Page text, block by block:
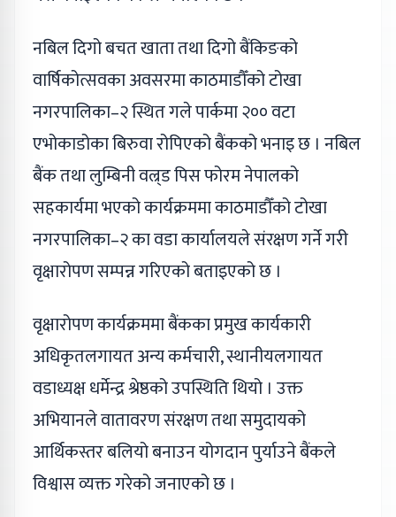
नबिल दिगो बचत खाता तथा दिगो बैंकिङको
वार्षिकोत्सवका अवसरमा काठमाडौँको टोखा
नगरपालिका–२ स्थित गले पार्कमा २०० वटा
एभोकाडोका बिरुवा रोपिएको बैंकको भनाइ छ । नबिल
बैंक तथा लुम्बिनी वल्र्ड पिस फोरम नेपालको
सहकार्यमा भएको कार्यक्रममा काठमाडौँको टोखा
नगरपालिका–२ का वडा कार्यालयले संरक्षण गर्ने गरी
वृक्षारोपण सम्पन्न गरिएको बताइएको छ ।
वृक्षारोपण कार्यक्रममा बैंकका प्रमुख कार्यकारी
अधिकृतलगायत अन्य कर्मचारी, स्थानीयलगायत
वडाध्यक्ष धर्मेन्द्र श्रेष्ठको उपस्थिति थियो । उक्त
अभियानले वातावरण संरक्षण तथा समुदायको
आर्थिकस्तर बलियो बनाउन योगदान पुर्याउने बैंकले
विश्वास व्यक्त गरेको जनाएको छ ।